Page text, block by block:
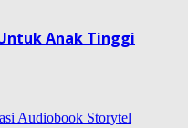
Anak Tinggi